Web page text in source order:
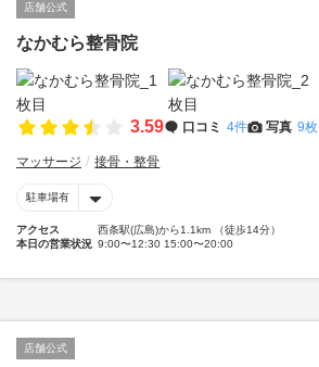
店舗公式
なかむら整骨院
3.59 口コミ 4件 写真 9枚
マッサージ 接骨・整骨
駐車場有
アクセス
西条駅(広島)から1.1km （徒歩14分）
本日の営業状況 9:00〜12:30 15:00〜20:00
店舗公式